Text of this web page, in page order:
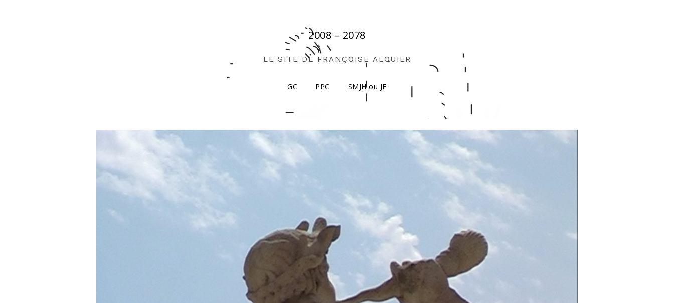
2008 – 2078
LE SITE DE FRANÇOISE ALQUIER
GC PPC SMJH ou JF